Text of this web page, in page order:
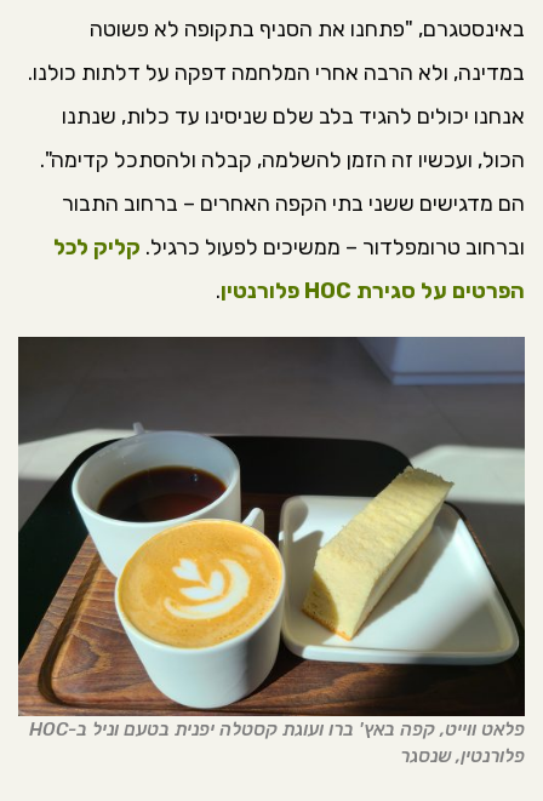
באינסטגרם, "פתחנו את הסניף בתקופה לא פשוטה
במדינה, ולא הרבה אחרי המלחמה דפקה על דלתות כולנו.
אנחנו יכולים להגיד בלב שלם שניסינו עד כלות, שנתנו
הכול, ועכשיו זה הזמן להשלמה, קבלה ולהסתכל קדימה".
הם מדגישים ששני בתי הקפה האחרים – ברחוב התבור
וברחוב טרומפלדור – ממשיכים לפעול כרגיל. קליק לכל
הפרטים על סגירת HOC פלורנטין
.
פלאט ווייט, קפה באץ' ברו ועוגת קסטלה יפנית בטעם וניל ב-HOC
פלורנטין, שנסגר